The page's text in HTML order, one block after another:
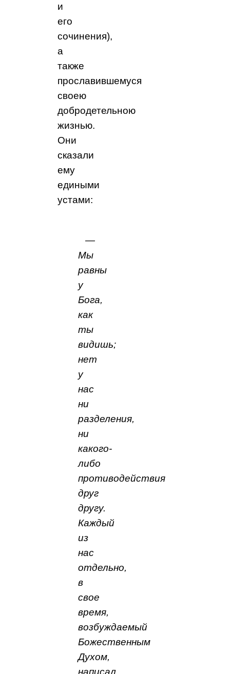
и
его
сочинения),
а
также
прославившемуся
своею
добродетельною
жизнью.
Они
сказали
ему
едиными
устами:
—
Мы
равны
у
Бога,
как
ты
видишь;
нет
у
нас
ни
разделения,
ни
какого-
либо
противодействия
друг
другу.
Каждый
из
нас
отдельно,
в
свое
время,
возбуждаемый
Божественным
Духом,
написал